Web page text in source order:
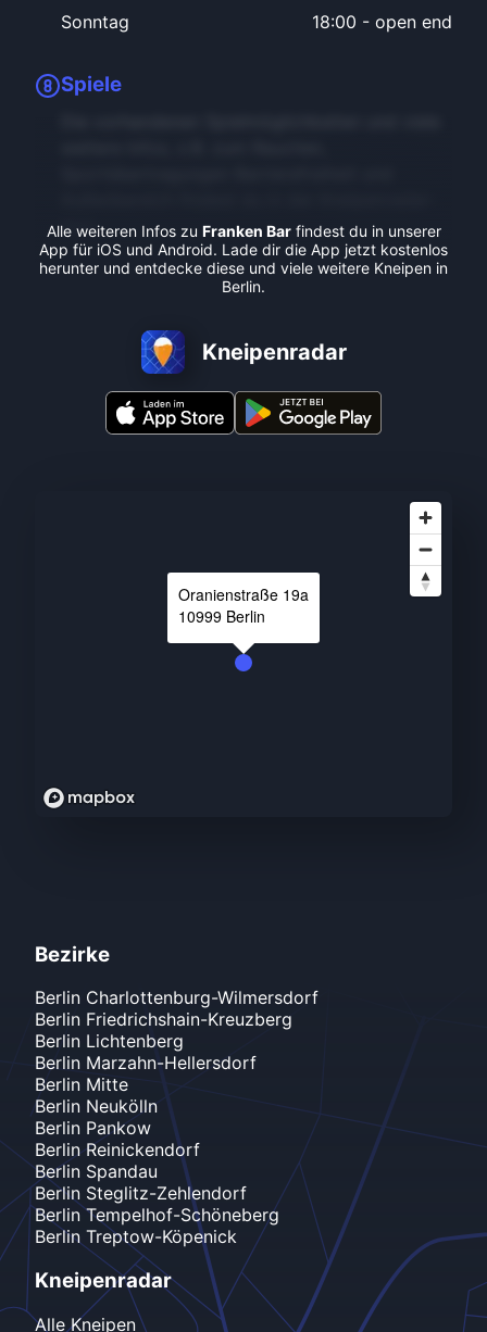
Sonntag
18:00 - open end
Spiele
App.
Alle weiteren Infos zu Franken Barfindest du in unserer
App für iOS und Android. Lade dir die App jetzt kostenlos
herunter und entdecke diese und viele weitere Kneipen in
Berlin.
Kneipenradar
Oranienstraße 19a
10999 Berlin
Kneipenradar
Alle Kneipen
Bezirke
Berlin Charlottenburg-Wilmersdorf
Berlin Friedrichshain-Kreuzberg
Berlin Lichtenberg
Berlin Marzahn-Hellersdorf
Berlin Mitte
Berlin Neukölln
Berlin Pankow
BerlinReinickendorf
Berlin Spandau
Berlin Steglitz-Zehlendorf
BerlinTempelhof-Schöneberg
Berlin Treptow-Köpenick